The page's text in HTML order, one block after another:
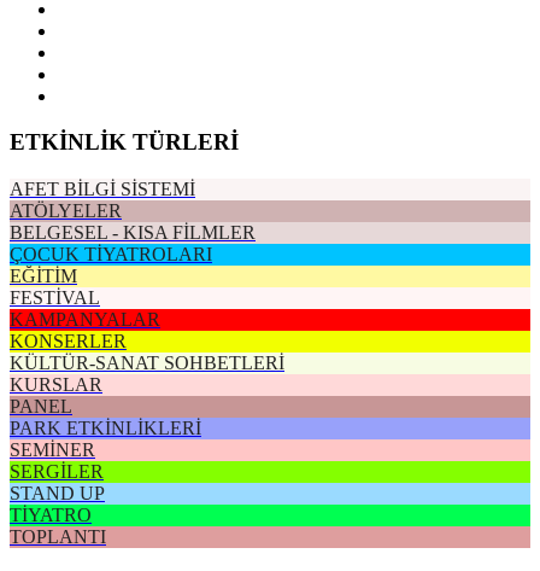
ETKİNLİK TÜRLERİ
AFET BİLGİ SİSTEMİ
ATÖLYELER
BELGESEL - KISA FİLMLER
ÇOCUK TİYATROLARI
EĞİTİM
FESTİVAL
KAMPANYALAR
KONSERLER
KÜLTÜR-SANAT SOHBETLERİ
KURSLAR
PANEL
PARK ETKİNLİKLERİ
SEMİNER
SERGİLER
STAND UP
TİYATRO
TOPLANTI